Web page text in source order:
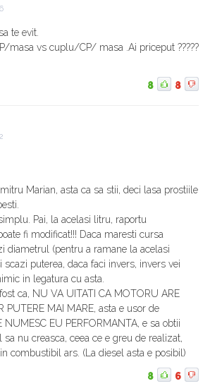
te evit.
masa vs cuplu/CP/ masa .Ai priceput ?????
8 8
Marian, asta ca sa stii, deci lasa prostiile
Pai, la acelasi litru, raportu
fi modificat!!! Daca maresti cursa
diametrul (pentru a ramane la acelasi
puterea, daca faci invers, invers vei
in legatura cu asta.
ca, NU VA UITATI CA MOTORU ARE
PUTERE MAI MARE, asta e usor de
NUMESC EU PERFORMANTA, e sa obtii
sa nu creasca, ceea ce e greu de realizat,
combustibil ars. (La diesel asta e posibil)
8 6